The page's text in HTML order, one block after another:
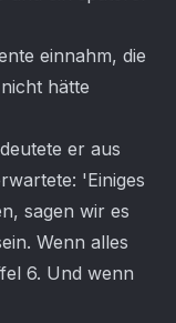
einnahm, die
hätte
er aus
'Einiges
sagen wir es
Wenn alles
6. Und wenn